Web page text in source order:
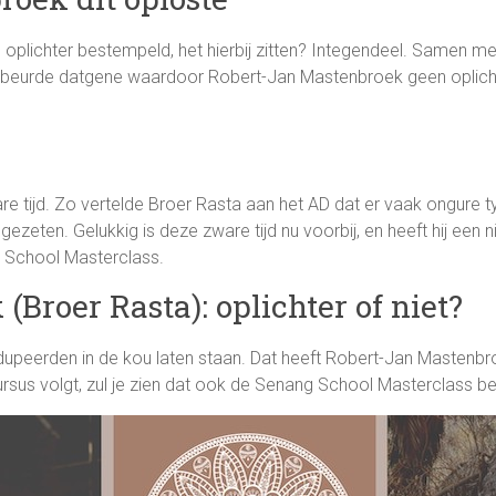
bestempeld, het hierbij zitten? Integendeel. Samen
datgene waardoor Robert-Jan Mastenbroek geen
tijd. Zo vertelde Broer Rasta aan het AD dat er vaak ongure
Gelukkig is deze zware tijd nu voorbij, en heeft hij
School Masterclass.
Rasta): oplichter of niet?
in de kou laten staan. Dat heeft Robert-Jan
volgt, zul je zien dat ook de Senang School Masterclass